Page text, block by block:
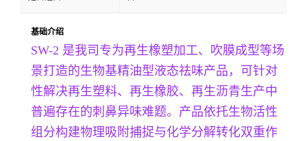
基础介绍
SW-2 是我司专为再生橡塑加工、吹膜成型等场
景打造的生物基精油型液态祛味产品，可针对
性解决再生塑料、再生橡胶、再生沥青生产中
普遍存在的刺鼻异味难题。产品依托生物活性
组分构建物理吸附捕捉与化学分解转化双重作